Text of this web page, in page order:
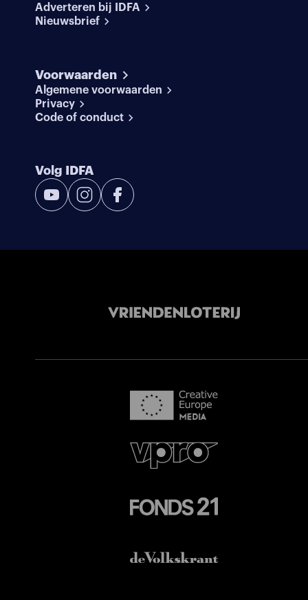
Adverteren bij IDFA
Nieuwsbrief
Voorwaarden
Algemene voorwaarden
Privacy
Code of conduct
Volg IDFA